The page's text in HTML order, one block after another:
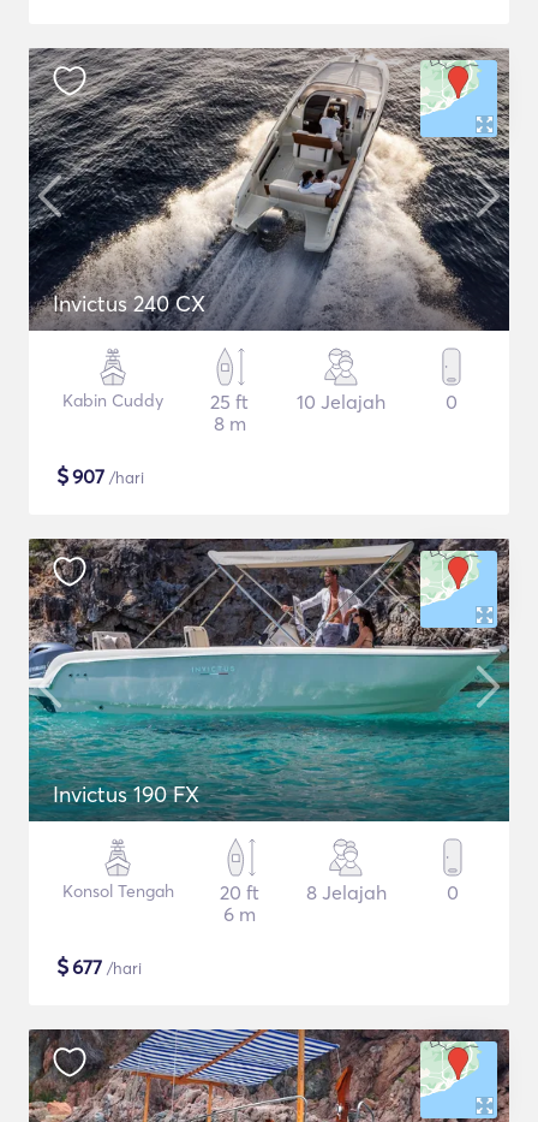
Invictus 240 CX
Kabin Cuddy
25 ft
8 m
10 Jelajah 0
$907 /hari
Invictus 190 FX
Konsol Tengah
20 ft
6 m
8 Jelajah 0
$677 /hari